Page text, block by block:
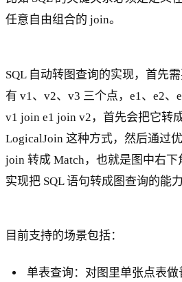
任意自由组合的 join。
SQL 自动转图查询的实现，首先
有 v1、v2、v3 三个点，e1、e2、
v1 join e1 join v2，首先会把它转
LogicalJoin 这种方式，然后通过
join 转成 Match，也就是图中右
实现把 SQL 语句转成图查询的能力
目前支持的场景包括：
单表查询：对图里单张点表